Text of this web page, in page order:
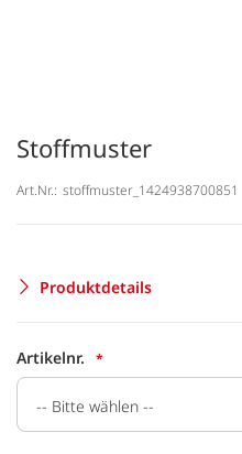
Stoffmuster
Art.Nr.: stoffmuster_1424938700851
Produktdetails
Artikelnr.